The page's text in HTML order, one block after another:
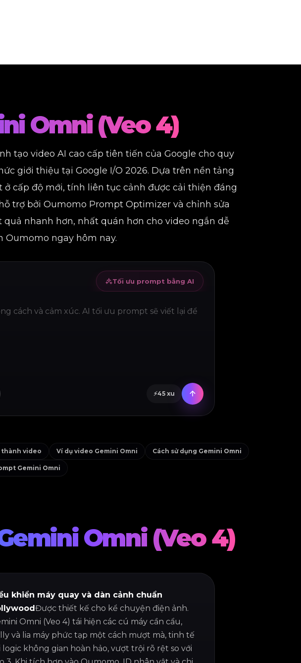
Omni (Veo 4)
tạo video AI cao cấp tiên tiến của Google cho quy
giới thiệu tại Google I/O 2026. Dựa trên nền tảng
cấp độ mới, tính liên tục cảnh được cải thiện đáng
trợ bởi Oumomo Prompt Optimizer và chỉnh sửa
nhanh hơn, nhất quán hơn cho video ngắn dễ
Oumomo ngay hôm nay.
Tối ưu prompt bằng AI
⚡45 xu
thành video Ví dụ video Gemini Omni Cách sử dụng Gemini Omni
Gemini Omni
Omni (Veo 4)
khiển máy quay và dàn cảnh chuẩn
Được thiết kế cho kể chuyện điện ảnh.
Omni (Veo 4) tái hiện các cú máy cần cẩu,
và lia máy phức tạp một cách mượt mà, tinh tế
logic không gian hoàn hảo, vượt trội rõ rệt so với